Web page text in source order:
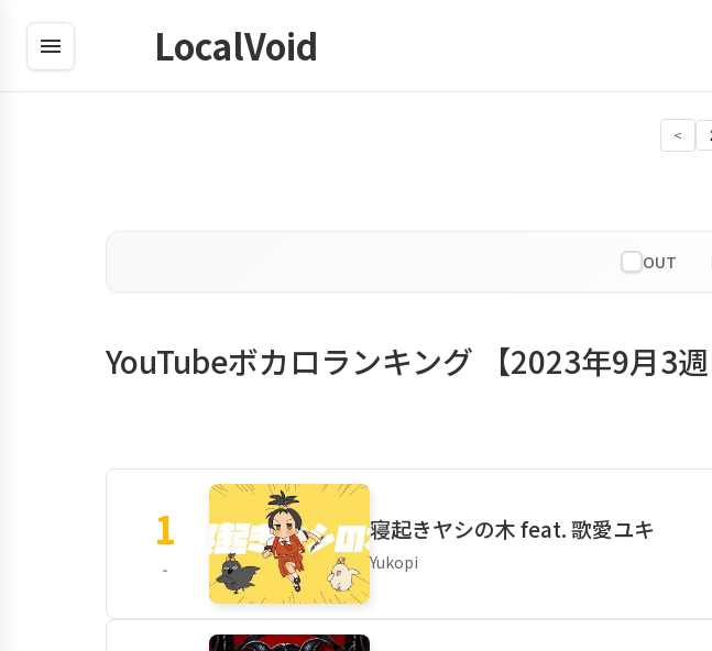
LocalVoid
<
OUT
YouTubeボカロランキング 【2023年9月3週
1
-
寝起きヤシの木 feat. 歌愛ユキ
Yukopi